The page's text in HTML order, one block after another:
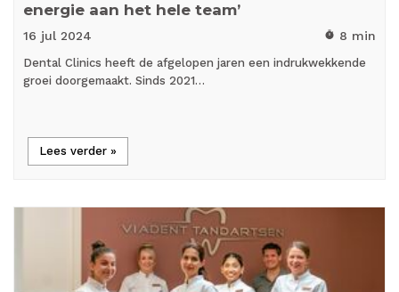
energie aan het hele team’
16 jul 2024 timer 8 min
Dental Clinics heeft de afgelopen jaren een indrukwekkende
groei doorgemaakt. Sinds 2021…
Lees verder »